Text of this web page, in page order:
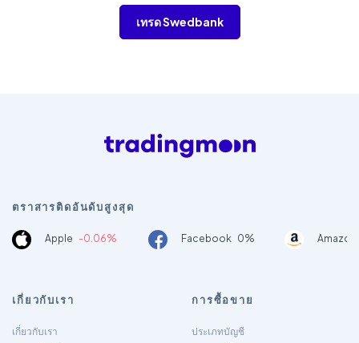
เทรด Swedbank
ตราสารติดอันดับสูงสุด
Apple -0.06% Facebook 0%
เกี่ยวกับเรา
เกี่ยวกับเรา
การซื้อขาย
ประเภทบัญชี